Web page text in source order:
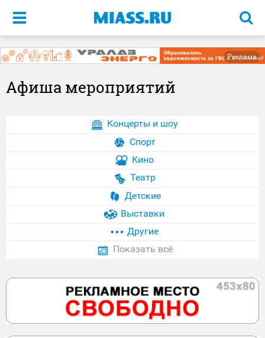
Меню
Реклама
Афиша мероприятий
Концерты и шоу
Спорт
Кино
Театр
Детские
Выставки
Другие
Показать всё